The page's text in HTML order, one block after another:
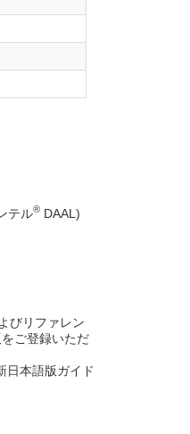
テル® DAAL)
びリファレン
ご登録いただ
日本語版ガイド